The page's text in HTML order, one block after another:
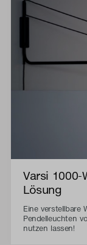
Varsi 1000-
Lösung
Eine verstellbare
Pendelleuchten
nutzen lassen!